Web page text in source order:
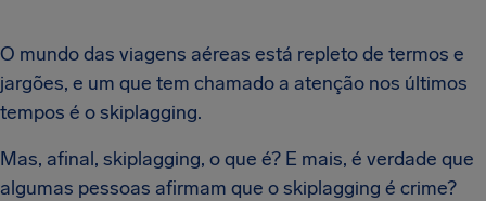
O mundo das viagens aéreas está repleto de termos e
jargões, e um que tem chamado a atenção nos últimos
tempos é o skiplagging.
Mas, afinal, skiplagging, o que é? E mais, é verdade que
algumas pessoas afirmam que o skiplagging é crime?